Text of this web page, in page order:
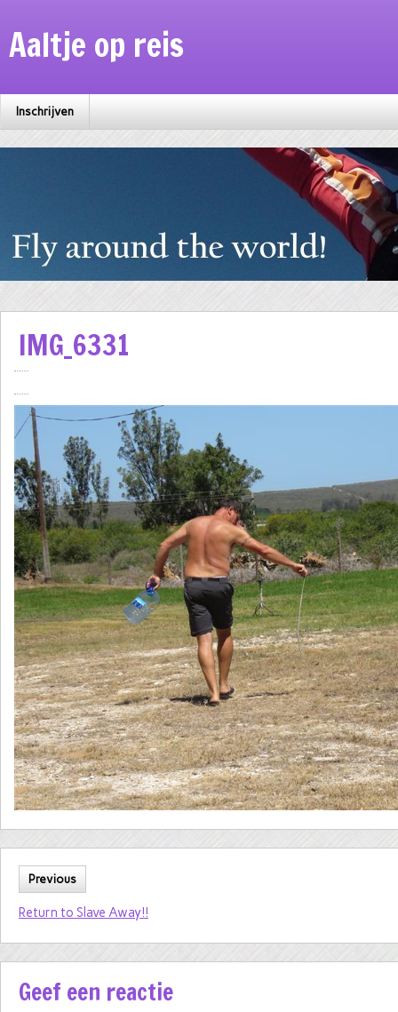
Aaltje op reis
Inschrijven
IMG_6331
Previous
Return to Slave Away!!
Geef een reactie